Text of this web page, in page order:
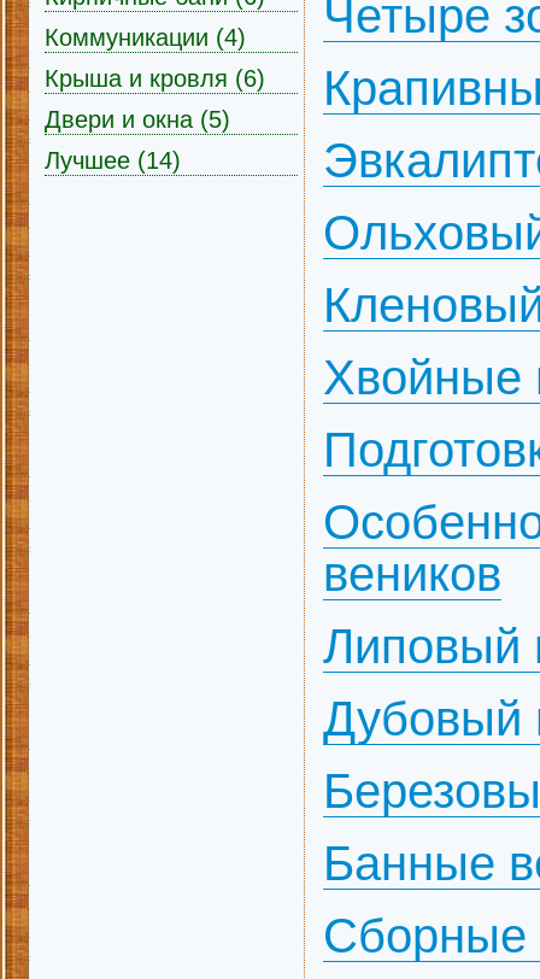
Коммуникации (4)
Крыша и кровля (6)
Двери и окна (5)
Лучшее (14)
Четыре
Хвойные
веников
Липовый
Дубовый
Банные
Сборные